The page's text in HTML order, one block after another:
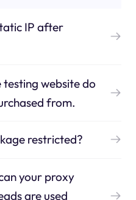
IP after
website do
from.
restricted?
your proxy
are used